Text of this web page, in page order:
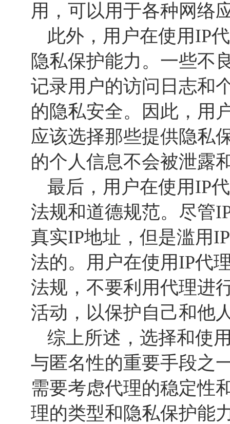
用，可以用于各种网络
此外，用户在使用IP
隐私保护能力。一些不
记录用户的访问日志和
的隐私安全。因此，用
应该选择那些提供隐私
的个人信息不会被泄露
最后，用户在使用IP
法规和道德规范。尽管
真实IP地址，但是滥用
法的。用户在使用IP代
法规，不要利用代理进
活动，以保护自己和他
综上所述，选择和使
与匿名性的重要手段之
需要考虑代理的稳定性
理的类型和隐私保护能